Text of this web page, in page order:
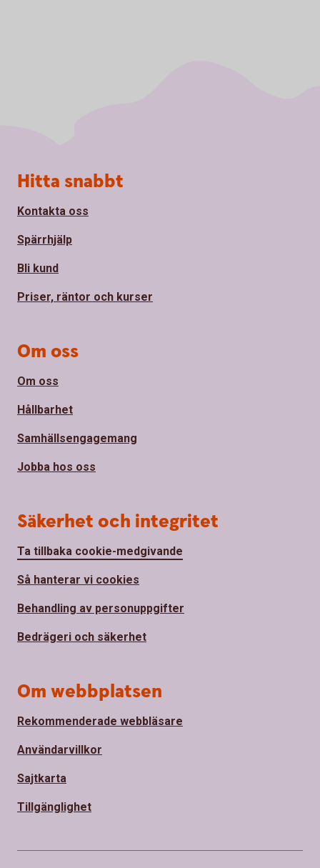
Sidfot
Hitta snabbt
Kontakta oss
Spärrhjälp
Bli kund
Priser, räntor och kurser
Om oss
Om oss
Hållbarhet
Samhällsengagemang
Jobba hos oss
Säkerhet och integritet
Ta tillbaka cookie-medgivande
Så hanterar vi cookies
Behandling av personuppgifter
Bedrägeri och säkerhet
Om webbplatsen
Rekommenderade webbläsare
Användarvillkor
Sajtkarta
Tillgänglighet